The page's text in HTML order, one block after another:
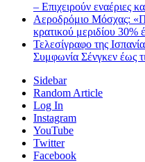
– Επιχειρούν εναέριες
Αεροδρόμιο Μόσχας:
κρατικού μεριδίου 30%
Τελεσίγραφο της
Συμφωνία Σένγκεν έως
Sidebar
Random Article
Log In
Instagram
YouTube
Twitter
Facebook